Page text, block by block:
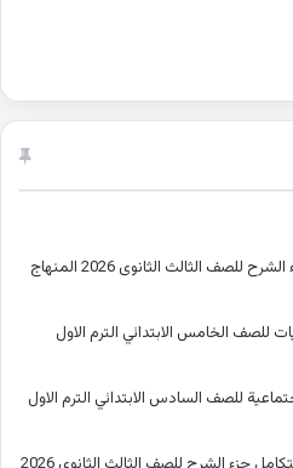
تحميل كتاب الامتحان في الكيمياء جزء الشرح للصف الثالث الثانوى 2026 المنهاج
للصف الخامس الابتدائي الترم الاول
للصف السادس الابتدائي الترم الاول